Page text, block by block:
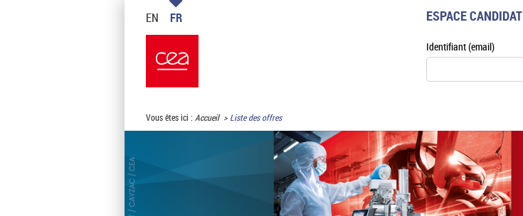
EN FR ESPACE CANDIDAT
Identifiant (email)
Vous êtes ici : Accueil Liste des offres